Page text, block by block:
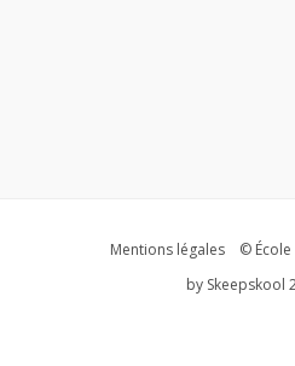
Mentions légales© École
by Skeepskool